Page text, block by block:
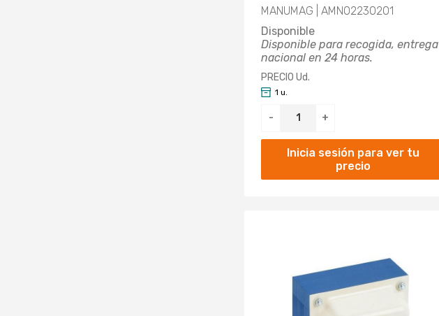
MANUMAG | AMN02230201
Disponible
Disponible para recogida, entrega
nacional en 24 horas.
PRECIO Ud.
- +
1 u.
Inicia sesión para ver tu
precio